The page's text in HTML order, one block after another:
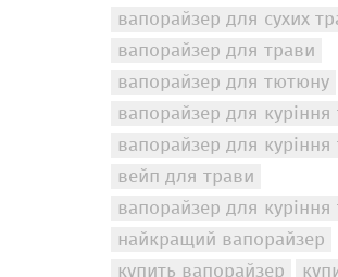
вапорайзер для сухих
вапорайзер для трави
вапорайзер для тютюну
вапорайзер для
вапорайзер для куріння
вейп для трави
вапорайзер для
найкращий вапорайзер
купить вапорайзер